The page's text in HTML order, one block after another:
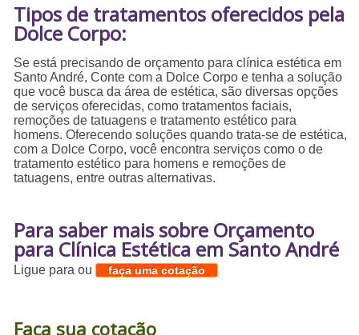
Tipos de tratamentos oferecidos pela
Dolce Corpo:
Se está precisando de orçamento para clínica estética em
Santo André, Conte com a Dolce Corpo e tenha a solução
que você busca da área de estética, são diversas opções
de serviços oferecidas, como tratamentos faciais,
remoções de tatuagens e tratamento estético para
homens. Oferecendo soluções quando trata-se de estética,
com a Dolce Corpo, você encontra serviços como o de
tratamento estético para homens e remoções de
tatuagens, entre outras alternativas.
Para saber mais sobre Orçamento
para Clínica Estética em Santo André
Ligue paraou faça uma cotação
Faça sua cotação